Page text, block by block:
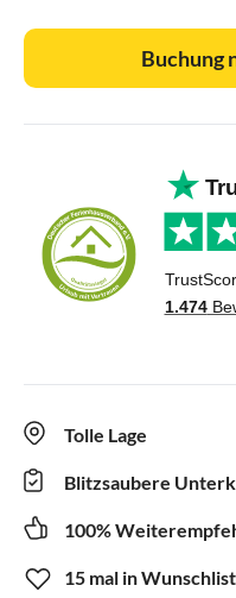
Buchung
Tolle Lage
Blitzsaubere
100%
15 mal in